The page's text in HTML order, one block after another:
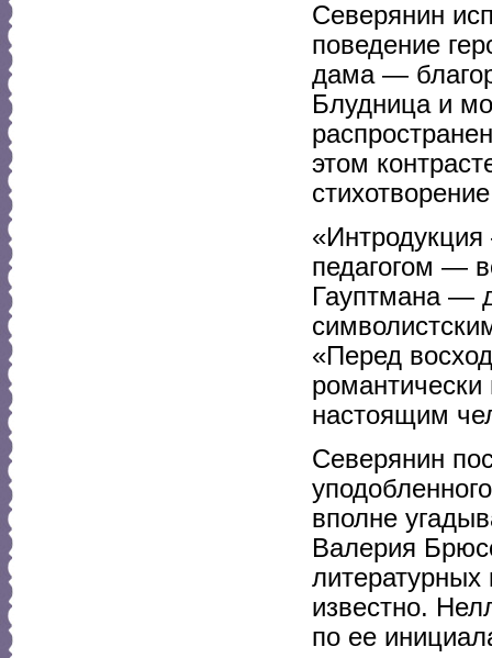
Северянин
поведение
дама —
Блудница и
этом
педагогом —
Гауптмана —
«Перед
настоящим
Северянин
вполне
Валерия
известно.
по ее